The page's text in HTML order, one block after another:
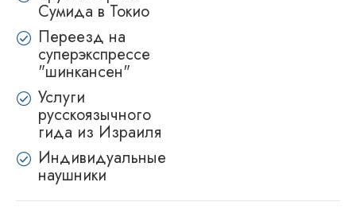
Сумида в Токио
Переезд на
суперэкспрессе
"шинкансен"
Услуги
русскоязычного
гида из Израиля
Индивидуальные
наушники